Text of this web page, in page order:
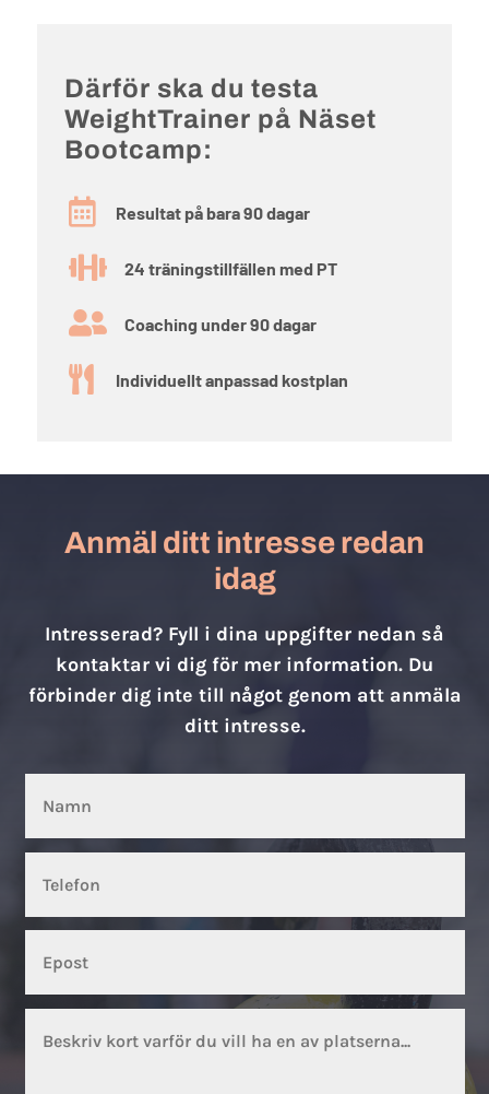
Därför ska du testa
WeightTrainer på Näset
Bootcamp:
 Resultat på bara 90 dagar
 24 träningstillfällen med PT
 Coaching under 90 dagar
 Individuellt anpassad kostplan
Anmäl ditt intresse redan
idag
Intresserad? Fyll i dina uppgifter nedan så
kontaktar vi dig för mer information. Du
förbinder dig inte till något genom att anmäla
ditt intresse.